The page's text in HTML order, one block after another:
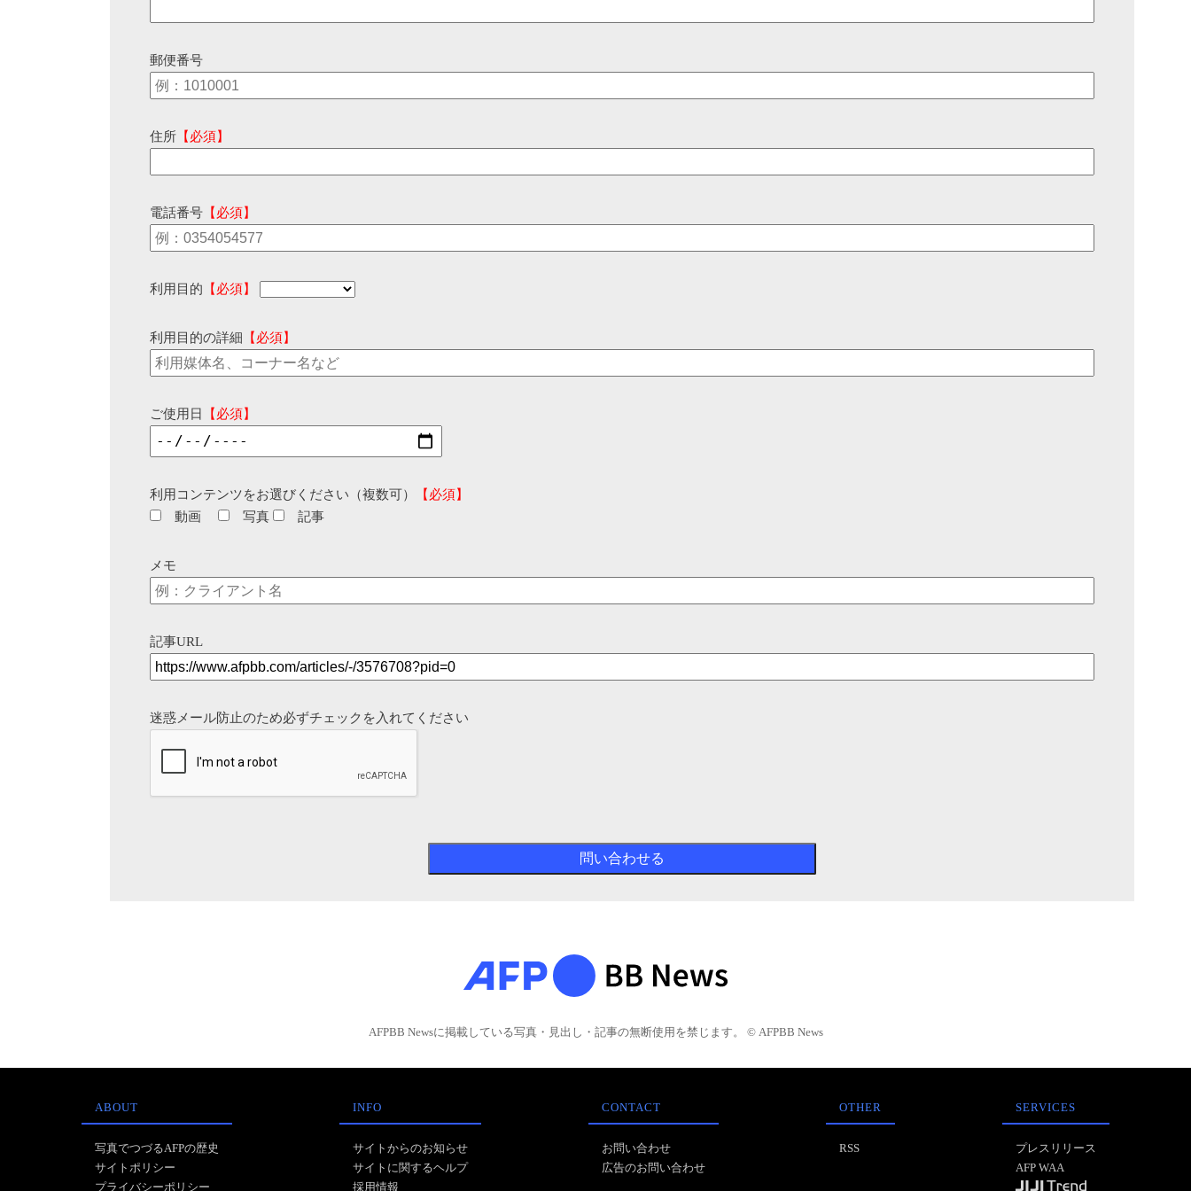
郵便番号
住所 【必須】
電話番号 【必須】
利用目的 【必須】
利用目的の詳細 【必須】
ご使用日 【必須】
利用コンテンツをお選びください（複数可）
【必須】
動画
写真 記事
メモ
記事URL
迷惑メール防止のため必ずチェックを入れてください
AFPBB Newsに掲載している写真・見出し・記事の無断使用を禁じます。 © AFPBB News
ABOUT
写真でつづるAFPの歴史
サイトポリシー
プライバシーポリシー
INFO
サイトからのお知らせ
サイトに関するヘルプ
採用情報
CONTACT
お問い合わせ
広告のお問い合わせ
OTHER
RSS
SERVICES
プレスリリース
AFP WAA